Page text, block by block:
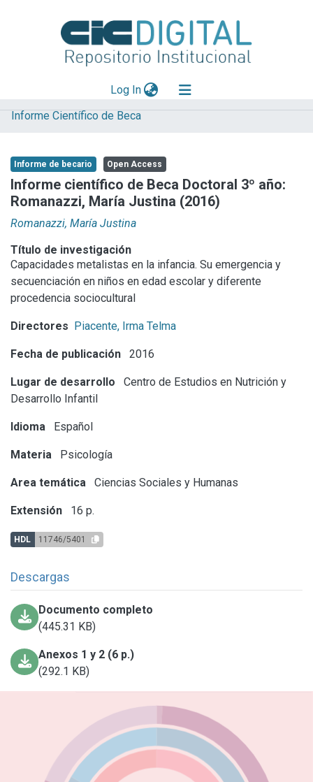
Log In(current)
Explorar
Aportar material
Statistics
Informe Científico de Beca
Informe de becario Open Access
Informe científico de Beca Doctoral 3º año:
Romanazzi, María Justina (2016)
Romanazzi, María Justina
Título de investigación
Capacidades metalistas en la infancia. Su emergencia y
secuenciación en niños en edad escolar y diferente
procedencia sociocultural
Directores Piacente, Irma Telma
Fecha de publicación 2016
Lugar de desarrollo
Centro de Estudios en Nutrición y
Desarrollo Infantil
Idioma Español
Materia Psicología
Area temática Ciencias Sociales y Humanas
Extensión 16 p.
HDL 11746/5401
Descargas
Documento completo
(445.31 KB)
Anexos 1 y 2 (6 p.)
(292.1 KB)